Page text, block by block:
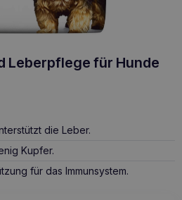
Leberpflege für Hunde
die Leber.
Kupfer.
für das Immunsystem.